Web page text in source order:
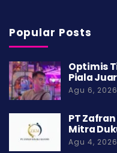
Popular Posts
Optimis
Piala
Agu 6, 2026
PT
Mitra
Agu 4, 2026